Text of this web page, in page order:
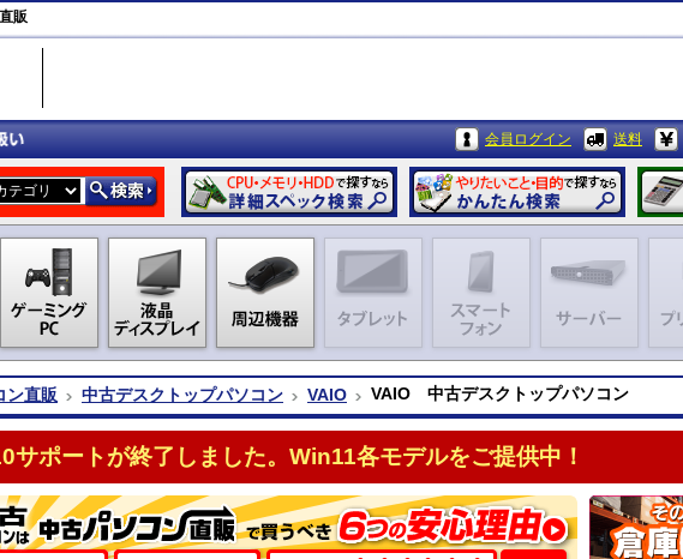
販
会員ログイン 送料
ン直販 中古デスクトップパソコン VAIO VAIO 中古デスクトップパソコン
サポートが終了しました。Win11各モデルをご提供中！